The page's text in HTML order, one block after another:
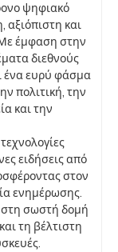
ψηφιακό
αξιόπιστη και
έμφαση στην
διεθνούς
ένα ευρύ φάσμα
πολιτική, την
και την
ειδήσεις από
στον
ενημέρωσης.
στη σωστή δομή
τη βέλτιστη